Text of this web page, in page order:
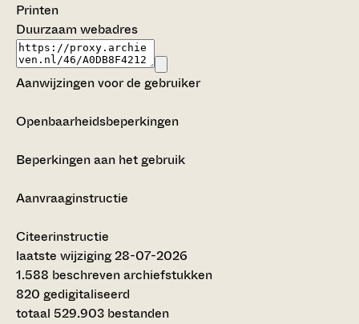
Printen
Duurzaam webadres
Aanwijzingen voor de gebruiker
Openbaarheidsbeperkingen
Beperkingen aan het gebruik
Aanvraaginstructie
Citeerinstructie
laatste wijziging 28-07-2026
1.588 beschreven archiefstukken
820 gedigitaliseerd
totaal 529.903 bestanden